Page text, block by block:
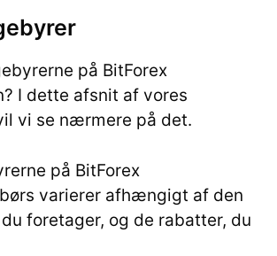
på BitForex
I dette afsnit af vores
vi se nærmere på det.
på BitForex
varierer afhængigt af den
foretager, og de rabatter, du